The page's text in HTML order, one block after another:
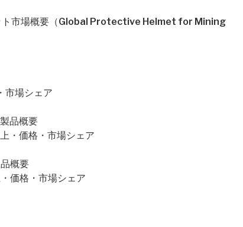
ト市場概要（Global Protective Helmet for Mining
市場シェア
品概要
・価格・市場シェア
概要
価格・市場シェア